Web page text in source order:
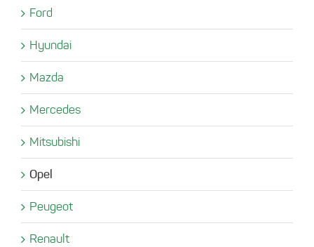
Ford
Hyundai
Mazda
Mercedes
Mitsubishi
Opel
Peugeot
Renault